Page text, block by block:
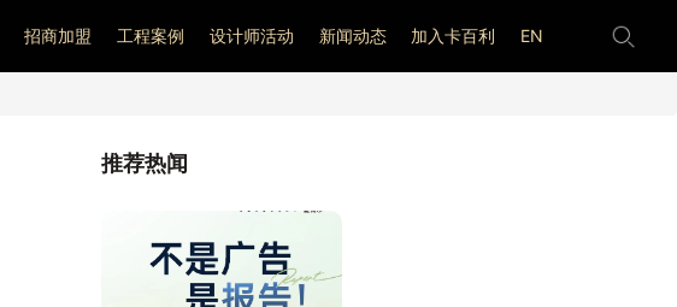
招商加盟 工程案例 设计师活动 新闻动态 加入卡百利 EN
推荐热闻